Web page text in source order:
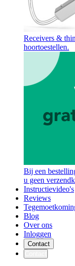
Receivers &
hoortoestellen.
Bij een
u geen
Instructievideo's
Reviews
Blog
Over ons
Inloggen
Contact